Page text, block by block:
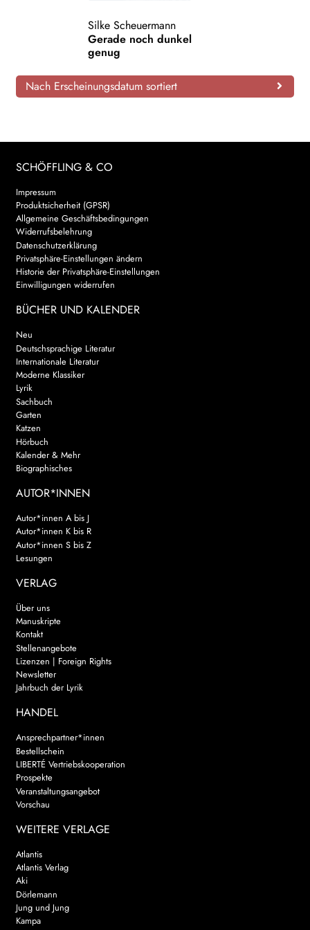
NEWSLETTER
WEITERE VERLAGE
Search:
Silke Scheuermann
Gerade noch dunkel
genug
Nach Erscheinungsdatum sortiert
SCHÖFFLING & CO
Impressum
Produktsicherheit (GPSR)
Allgemeine Geschäftsbedingungen
Widerrufsbelehrung
Datenschutzerklärung
Privatsphäre-Einstellungen ändern
Historie der Privatsphäre-Einstellungen
Einwilligungen widerrufen
BÜCHER UND KALENDER
Neu
Deutschsprachige Literatur
Internationale Literatur
Moderne Klassiker
Lyrik
Sachbuch
Garten
Katzen
Hörbuch
Kalender & Mehr
Biographisches
AUTOR*INNEN
Autor*innen A bis J
Autor*innen K bis R
Autor*innen S bis Z
Lesungen
VERLAG
Über uns
Manuskripte
Kontakt
Stellenangebote
Lizenzen | Foreign Rights
Newsletter
Jahrbuch der Lyrik
HANDEL
Ansprechpartner*innen
Bestellschein
LIBERTÉ Vertriebskooperation
Prospekte
Veranstaltungsangebot
Vorschau
WEITERE VERLAGE
Atlantis
Atlantis Verlag
Aki
Dörlemann
Jung und Jung
Kampa